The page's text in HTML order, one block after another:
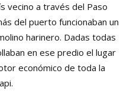
vecino a través del Paso
del puerto funcionaban un
harinero. Dadas todas
en ese predio el lugar
económico de toda la